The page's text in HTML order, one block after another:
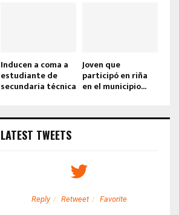
Inducen a coma a
estudiante de
secundaria técnica
Joven que
participó en riña
en el municipio...
LATEST TWEETS
Reply Retweet Favorite